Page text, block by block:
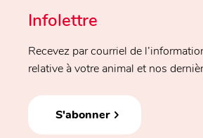
Infolettre
Recevez par courriel de
relative à votre animal et nos
S'abonner